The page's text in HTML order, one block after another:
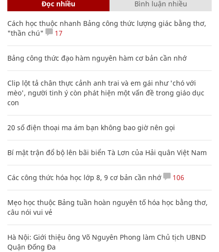
Đọc nhiều Bình luận nhiều
Cách học thuộc nhanh Bảng công thức lượng giác bằng thơ,
"thần chú"
17
Bảng công thức đạo hàm nguyên hàm cơ bản cần nhớ
Clip lột tả chân thực cảnh anh trai và em gái như 'chó với
mèo', người tinh ý còn phát hiện một vấn đề trong giáo dục
con
20 số điện thoại ma ám bạn không bao giờ nên gọi
Bí mật trận đổ bộ lên bãi biển Tà Lơn của Hải quân Việt Nam
Các công thức hóa học lớp 8, 9 cơ bản cần nhớ 106
Mẹo học thuộc Bảng tuần hoàn nguyên tố hóa học bằng thơ,
câu nói vui vẻ
Hà Nội: Giới thiệu ông Võ Nguyên Phong làm Chủ tịch UBND
Quận Đống Đa